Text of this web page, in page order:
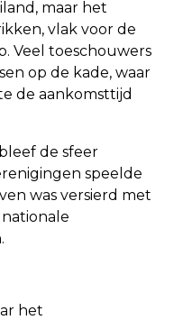
maar het
vlak voor de
Veel toeschouwers
op de kade, waar
de aankomsttijd
de sfeer
speelde
was versierd met
het